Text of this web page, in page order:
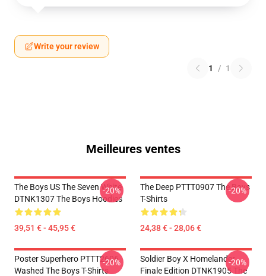
Write your review
1 / 1
Meilleures ventes
The Boys US The Seven White
DTNK1307 The Boys Hoodies
39,51 € - 45,95 €
-20%
The Deep PTTT0907 The Boys
T-Shirts
24,38 € - 28,06 €
-20%
Poster Superhero PTTT2606
Washed The Boys T-Shirts
-20%
Soldier Boy X Homelander
Finale Edition DTNK1905 The
-20%